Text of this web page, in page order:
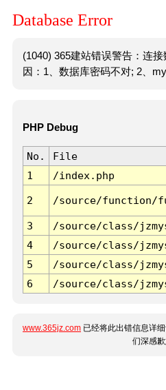
Database Error
(1040) 365建站错误警告：连
因：1、数据库密码不对; 2、
PHP Debug
No. File
1
/index.php
2 /source/function/
3 /source/class/
4
/source/class/
5
/source/class/
6
/source/class/
www.365jz.com 已经将此出错信息详
们深感